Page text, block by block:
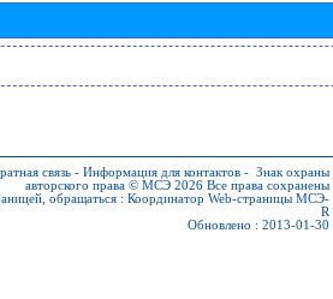
связь - Информация для контактов - Знак охраны
авторского права © МСЭ 2026 Все права сохранены
обращаться : Координатор Web-страницы МСЭ-
R
Обновлено : 2013-01-30